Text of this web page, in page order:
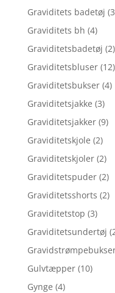
Graviditets badetøj
Graviditets bh (4)
Graviditetsbadetøj (2)
Graviditetsbluser (12)
Graviditetsbukser (4)
Graviditetsjakke (3)
Graviditetsjakker (9)
Graviditetskjole (2)
Graviditetskjoler (2)
Graviditetspuder (2)
Graviditetsshorts (2)
Graviditetstop (3)
Graviditetsundertøj
Gulvtæpper (10)
Gynge (4)